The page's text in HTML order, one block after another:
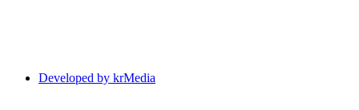
Developed by krMedia